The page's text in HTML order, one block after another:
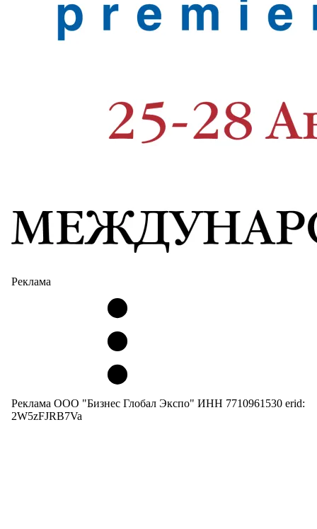
Реклама
Реклама ООО "Бизнес Глобал Экспо" ИНН 7710961530 erid:
2W5zFJRB7Va